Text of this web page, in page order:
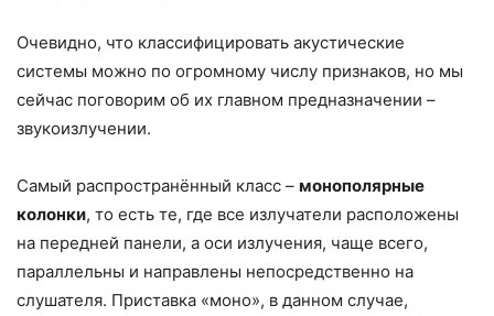
Очевидно, что классифицировать акустические
системы можно по огромному числу признаков, но мы
сейчас поговорим об их главном предназначении –
звукоизлучении.
Самый распространённый класс – монополярные
колонки, то есть те, где все излучатели расположены
на передней панели, а оси излучения, чаще всего,
параллельны и направлены непосредственно на
слушателя. Приставка «моно», в данном случае,